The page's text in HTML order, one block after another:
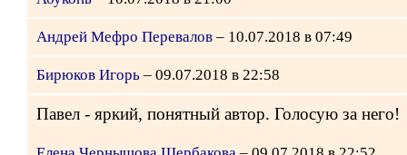
Андрей Мефро Перевалов – 10.07.2018 в 07:49
Бирюков Игорь – 09.07.2018 в 22:58
Павел - яркий, понятный автор. Голосую за него!